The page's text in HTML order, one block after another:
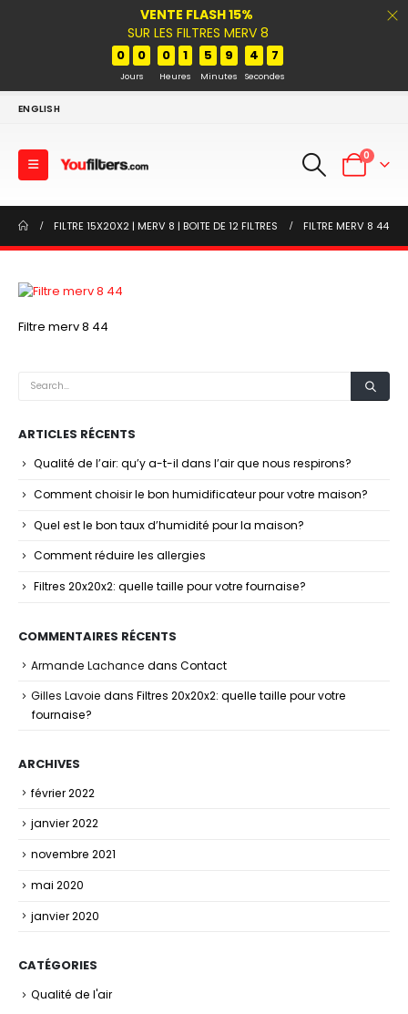
VENTE FLASH 15%
SUR LES FILTRES MERV 8
0 0
Jours
0 1
Heures
5 9
Minutes
4 7
Secondes
ENGLISH
0
FILTRE 15X20X2 | MERV 8 | BOITE DE 12 FILTRES FILTRE MERV 8 44
Filtre merv 8 44
ARTICLES RÉCENTS
Qualité de l’air: qu’y a-t-il dans l’air que nous respirons?
Comment choisir le bon humidificateur pour votre maison?
Quel est le bon taux d’humidité pour la maison?
Comment réduire les allergies
Filtres 20x20x2: quelle taille pour votre fournaise?
COMMENTAIRES RÉCENTS
Armande Lachance dans Contact
Gilles Lavoie dans Filtres 20x20x2: quelle taille pour votre
fournaise?
ARCHIVES
février 2022
janvier 2022
novembre 2021
mai 2020
janvier 2020
CATÉGORIES
Qualité de l'air